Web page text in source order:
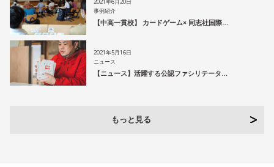
事例紹介
【中高一貫校】 カードゲーム× 同志社国際…
2021年5月16日
ニュース
【ニュース】活躍する公認ファシリテータ…
もっと見る